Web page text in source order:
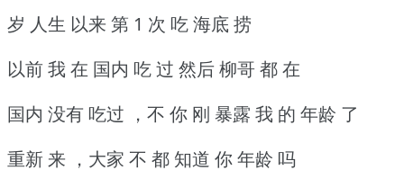
岁 人生 以来 第 1 次 吃 海底 捞
以前 我 在 国内 吃 过 然后 柳哥 都 在
国内 没有 吃过 ，不 你 刚 暴露 我 的 年龄 了
重新 来 ，大家 不 都 知道 你 年龄 吗